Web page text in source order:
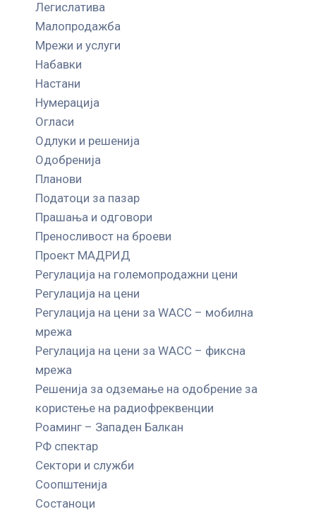
Легислатива
Малопродажба
Мрежи и услуги
Набавки
Настани
Нумерација
Огласи
Одлуки и решенија
Одобренија
Планови
Податоци за пазар
Прашања и одговори
Преносливост на броеви
Проект МАДРИД
Регулација на големопродажни цени
Регулација на цени
Регулација на цени за WACC – мобилна
мрежа
Регулација на цени за WACC – фиксна
мрежа
Решенија за одземање на одобрение за
користење на радиофреквенции
Роаминг – Западен Балкан
РФ спектар
Сектори и служби
Соопштенија
Состаноци